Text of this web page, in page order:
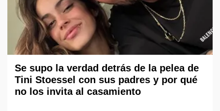
Se supo la verdad detrás de la pelea de
Tini Stoessel con sus padres y por qué
no los invita al casamiento